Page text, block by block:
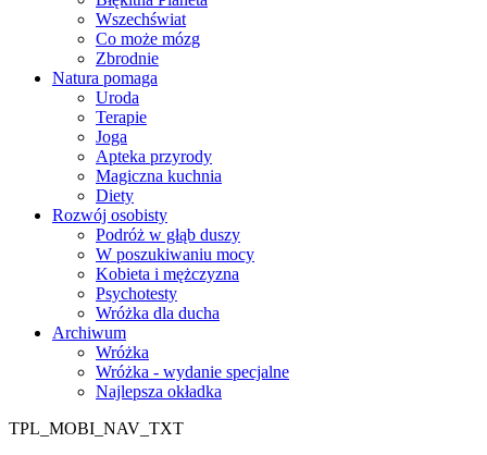
Wszechświat
Co może mózg
Zbrodnie
Natura pomaga
Uroda
Terapie
Joga
Apteka przyrody
Magiczna kuchnia
Diety
Rozwój osobisty
Podróż w głąb duszy
W poszukiwaniu mocy
Kobieta i mężczyzna
Psychotesty
Wróżka dla ducha
Archiwum
Wróżka
Wróżka - wydanie specjalne
Najlepsza okładka
TPL_MOBI_NAV_TXT